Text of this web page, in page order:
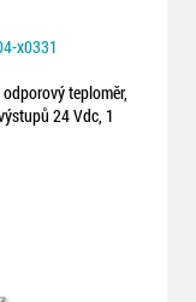
x0331
teploměr,
24 Vdc, 1